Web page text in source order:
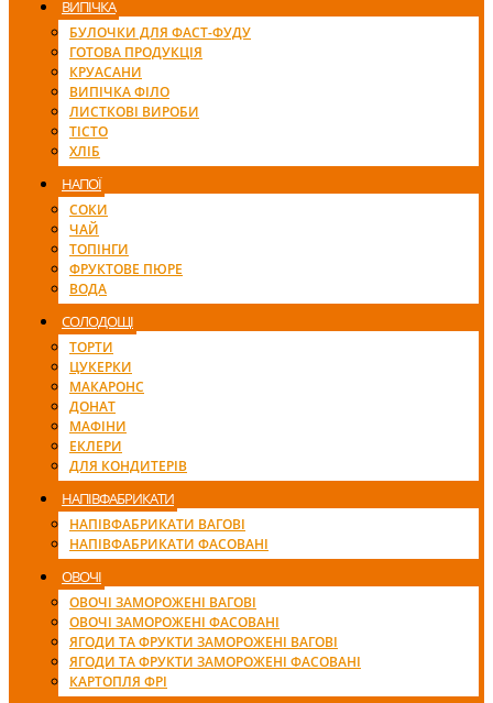
ВИПІЧКА
БУЛОЧКИ ДЛЯ ФАСТ-ФУДУ
ГОТОВА ПРОДУКЦІЯ
КРУАСАНИ
ВИПІЧКА ФІЛО
ЛИСТКОВІ ВИРОБИ
ТІСТО
ХЛІБ
НАПОЇ
СОКИ
ЧАЙ
ТОПІНГИ
ФРУКТОВЕ ПЮРЕ
ВОДА
СОЛОДОЩІ
ТОРТИ
ЦУКЕРКИ
МАКАРОНС
ДОНАТ
МАФІНИ
ЕКЛЕРИ
ДЛЯ КОНДИТЕРІВ
НАПІВФАБРИКАТИ
НАПІВФАБРИКАТИ ВАГОВІ
НАПІВФАБРИКАТИ ФАСОВАНІ
ОВОЧІ
ОВОЧІ ЗАМОРОЖЕНІ ВАГОВІ
ОВОЧІ ЗАМОРОЖЕНІ ФАСОВАНІ
ЯГОДИ ТА ФРУКТИ ЗАМОРОЖЕНІ ВАГОВІ
ЯГОДИ ТА ФРУКТИ ЗАМОРОЖЕНІ ФАСОВАНІ
КАРТОПЛЯ ФРІ